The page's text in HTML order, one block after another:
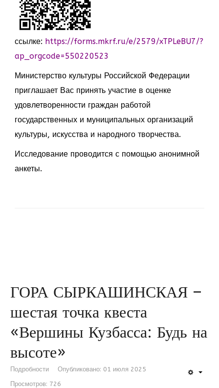
ссылке: https://forms.mkrf.ru/e/2579/xTPLeBU7/?
ap_orgcode=550220523
Министерство культуры Российской Федерации
приглашает Вас принять участие в оценке
удовлетворенности граждан работой
государственных и муниципальных организаций
культуры, искусства и народного творчества.
Исследование проводится с помощью анонимной
анкеты.
ГОРА СЫРКАШИНСКАЯ –
шестая точка квеста
«Вершины Кузбасса: Будь на
высоте»
Подробности
Опубликовано: 01 июля 2025
Просмотров: 726